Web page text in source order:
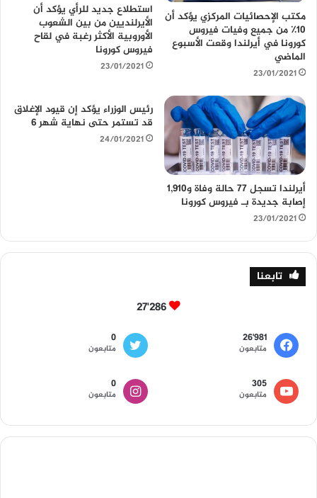
مكتب الإحصائيات المركزي يؤكد أن
10٪ من جميع وفيات فيروس
كورونا في أيرلندا وقعت الأسبوع
الماضي
23/01/2021
استطلاع جديد للرأي يؤكد أن
الأيرلنديين من بين الشعوب
الأوروبية الأكثر رغبة في لقاح
فيروس كورونا
23/01/2021
أيرلندا تسجل 77 حالة وفاة و1,910
إصابة جديدة بـ فيروس كورونا
23/01/2021
رئيس الوزراء يؤكد إن قيود الإغلاق
قد تستمر حتى نهاية شهر 6
24/01/2021
تابعنا
27٬286
26٬981
متابعون
0
متابعون
305
متابعون
0
متابعون